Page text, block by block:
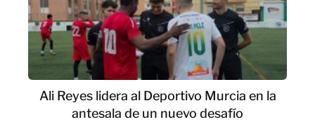
Ali Reyes lidera al Deportivo Murcia en la
antesala de un nuevo desafío